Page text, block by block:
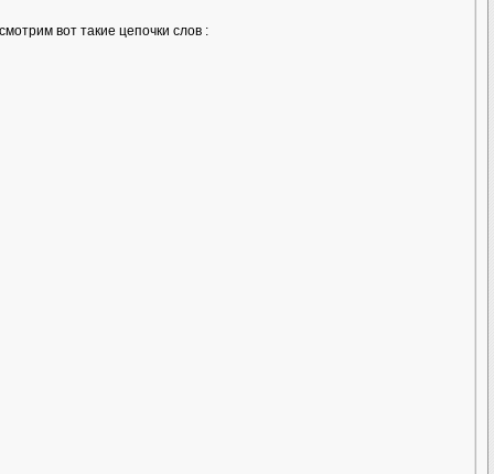
вот такие цепочки слов :